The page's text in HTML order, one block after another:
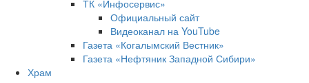
ТК «Инфосервис»
Официальный сайт
Видеоканал на YouTube
Газета «Когалымский Вестник»
Газета «Нефтяник Западной Сибири»
Храм